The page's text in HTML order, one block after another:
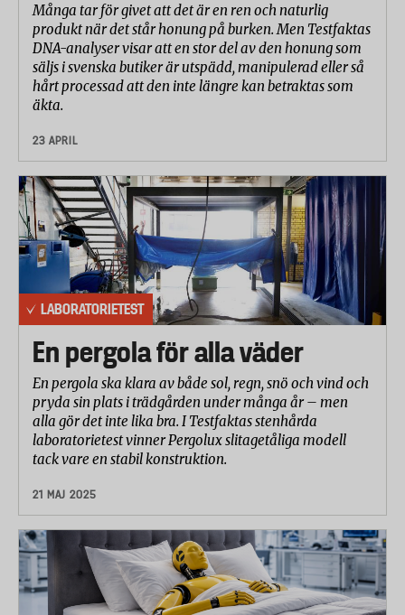
Många tar för givet att det är en ren och naturlig
produkt när det står honung på burken. Men Testfaktas
DNA-analyser visar att en stor del av den honung som
säljs i svenska butiker är utspädd, manipulerad eller så
hårt processad att den inte längre kan betraktas som
äkta.
23 APRIL
LABORATORIETEST
En pergola för alla väder
En pergola ska klara av både sol, regn, snö och vind och
pryda sin plats i trädgården under många år – men
alla gör det inte lika bra. I Testfaktas stenhårda
laboratorietest vinner Pergolux slitagetåliga modell
tack vare en stabil konstruktion.
21 MAJ 2025